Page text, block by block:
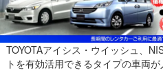
TOYOTAアイシス・ウイッシュ、
トを有効活用できるタイプの車両が